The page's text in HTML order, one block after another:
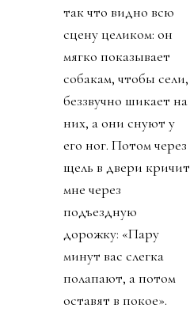
так что видно всю
сцену целиком: он
мягко показывает
собакам, чтобы сели,
беззвучно шикает на
них, а они снуют у
его ног. Потом через
щель в двери кричит
мне через
подъездную
дорожку: «Пару
минут вас слегка
полапают, а потом
оставят в покое».